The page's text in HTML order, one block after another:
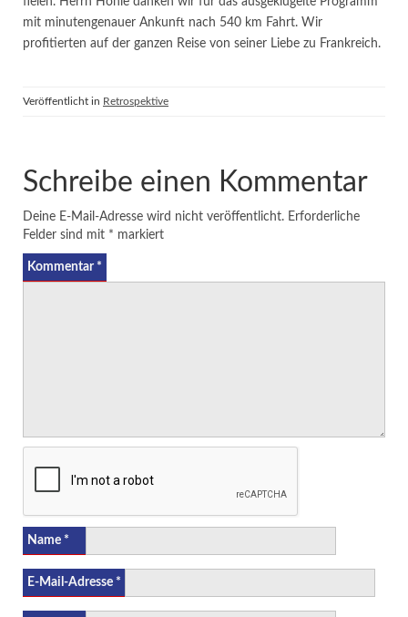
mit minutengenauer Ankunft nach 540 km Fahrt. Wir
profitierten auf der ganzen Reise von seiner Liebe zu Frankreich.
Veröffentlicht in Retrospektive
Schreibe einen Kommentar
Deine E-Mail-Adresse wird nicht veröffentlicht. Erforderliche
Felder sind mit * markiert
Kommentar *
Name *
E-Mail-Adresse *